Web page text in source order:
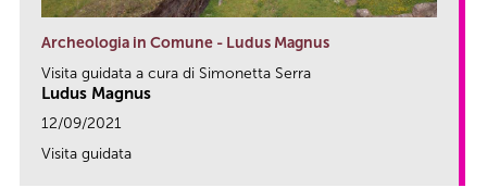
Archeologia in Comune - Ludus Magnus
Visita guidata a cura di Simonetta Serra
Ludus Magnus
12/09/2021
Visita guidata